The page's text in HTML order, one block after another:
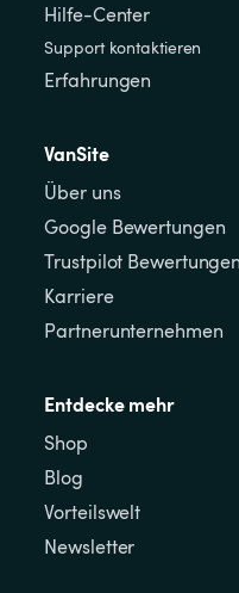
Hilfe-Center
Support kontaktieren
Erfahrungen
VanSite
Über uns
Google Bewertungen
Trustpilot Bewertungen
Karriere
Partnerunternehmen
Entdecke mehr
Shop
Blog
Vorteilswelt
Newsletter